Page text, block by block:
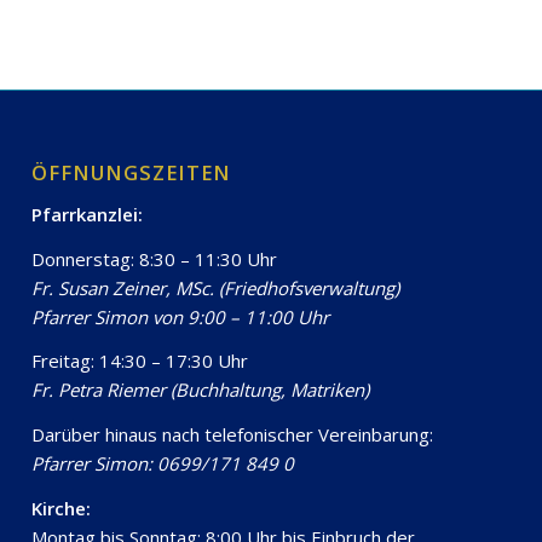
ÖFFNUNGSZEITEN
Pfarrkanzlei:
Donnerstag: 8:30 – 11:30 Uhr
Fr. Susan Zeiner, MSc. (Friedhofsverwaltung)
Pfarrer Simon von 9:00 – 11:00 Uhr
Freitag: 14:30 – 17:30 Uhr
Fr. Petra Riemer (Buchhaltung, Matriken)
Darüber hinaus nach telefonischer Vereinbarung:
Pfarrer Simon: 0699/171 849 0
Kirche:
Montag bis Sonntag: 8:00 Uhr bis Einbruch der